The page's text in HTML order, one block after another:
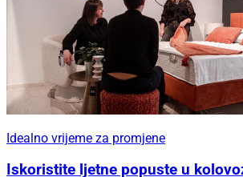
Idealno vrijeme za promjene
Iskoristite ljetne popuste u